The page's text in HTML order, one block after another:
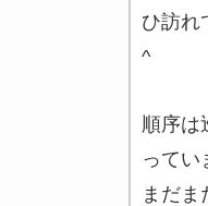
ひ訪れ
^
順序は
ってい
まだま